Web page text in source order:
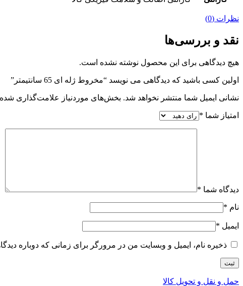
نظرات (0)
نقد و بررسی‌ها
هیچ دیدگاهی برای این محصول نوشته نشده است.
اولین کسی باشید که دیدگاهی می نویسد “مخروط ژله ای 65 سانتیمتر”
نشانی ایمیل شما منتشر نخواهد شد. بخش‌های موردنیاز علامت‌گذاری
امتیاز شما *
دیدگاه شما *
نام *
ایمیل *
ذخیره نام، ایمیل و وبسایت من در مرورگر برای زمانی که دوباره
حمل و نقل و تحویل کالا